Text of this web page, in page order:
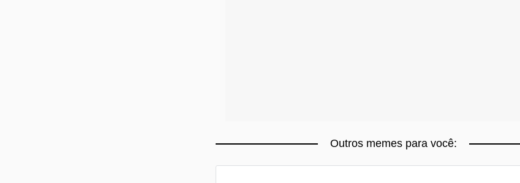
Outros memes para você: